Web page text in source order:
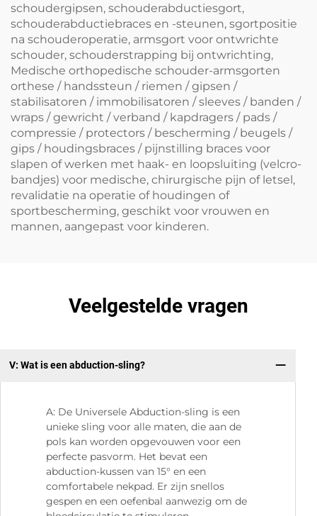
schoudergipsen, schouderabductiesgort,
schouderabductiebraces en -steunen, sgortpositie
na schouderoperatie, armsgort voor ontwrichte
schouder, schouderstrapping bij ontwrichting,
Medische orthopedische schouder-armsgorten
orthese / handssteun / riemen / gipsen /
stabilisatoren / immobilisatoren / sleeves / banden /
wraps / gewricht / verband / kapdragers / pads /
compressie / protectors / bescherming / beugels /
gips / houdingsbraces / pijnstilling braces voor
slapen of werken met haak- en loopsluiting (velcro-
bandjes) voor medische, chirurgische pijn of letsel,
revalidatie na operatie of houdingen of
sportbescherming, geschikt voor vrouwen en
mannen, aangepast voor kinderen.
Veelgestelde vragen
V: Wat is een abduction-sling?
A: De Universele Abduction-sling is een
unieke sling voor alle maten, die aan de
pols kan worden opgevouwen voor een
perfecte pasvorm. Het bevat een
abduction-kussen van 15° en een
comfortabele nekpad. Er zijn snellos
gespen en een oefenbal aanwezig om de